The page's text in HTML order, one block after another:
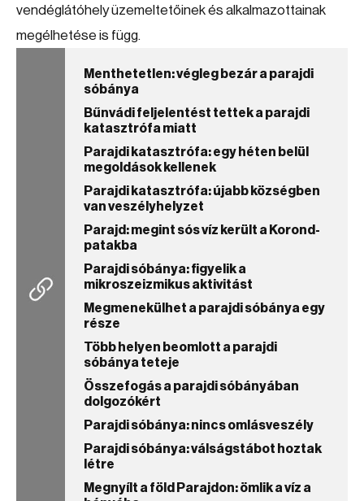
vendéglátóhely üzemeltetőinek és alkalmazottainak
megélhetése is függ.
Menthetetlen: végleg bezár a parajdi
sóbánya
Bűnvádi feljelentést tettek a parajdi
katasztrófa miatt
Parajdi katasztrófa: egy héten belül
megoldások kellenek
Parajdi katasztrófa: újabb községben
van veszélyhelyzet
Parajd: megint sós víz került a Korond-
patakba
Parajdi sóbánya: figyelik a
mikroszeizmikus aktivitást
Megmenekülhet a parajdi sóbánya egy
része
Több helyen beomlott a parajdi
sóbánya teteje
Összefogás a parajdi sóbányában
dolgozókért
Parajdi sóbánya: nincs omlásveszély
Parajdi sóbánya: válságstábot hoztak
létre
Megnyílt a föld Parajdon: ömlik a víz a